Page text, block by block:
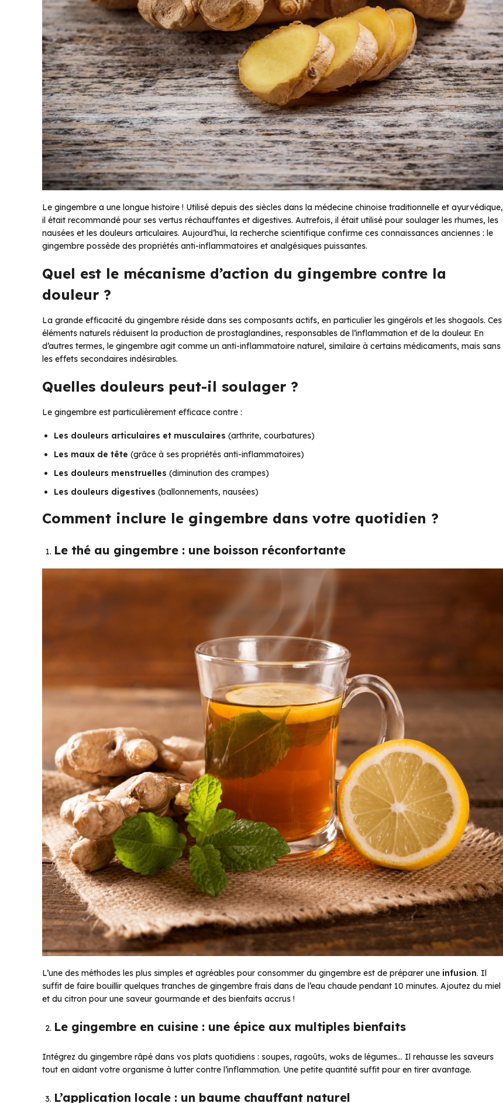
Le gingembre a une longue histoire ! Utilisé depuis des siècles dans la médecine chinoise traditionnelle et ayurvédique,
il était recommandé pour ses vertus réchauffantes et digestives. Autrefois, il était utilisé pour soulager les rhumes, les
nausées et les douleurs articulaires. Aujourd’hui, la recherche scientifique confirme ces connaissances anciennes : le
gingembre possède des propriétés anti-inflammatoires et analgésiques puissantes.
Quel est le mécanisme d’action du gingembre contre la
douleur ?
La grande efficacité du gingembre réside dans ses composants actifs, en particulier les gingérols et les shogaols. Ces
éléments naturels réduisent la production de prostaglandines, responsables de l’inflammation et de la douleur. En
d’autres termes, le gingembre agit comme un anti-inflammatoire naturel, similaire à certains médicaments, mais sans
les effets secondaires indésirables.
Quelles douleurs peut-il soulager ?
Le gingembre est particulièrement efficace contre :
Les douleurs articulaires et musculaires (arthrite, courbatures)
Les maux de tête (grâce à ses propriétés anti-inflammatoires)
Les douleurs menstruelles (diminution des crampes)
Les douleurs digestives (ballonnements, nausées)
Comment inclure le gingembre dans votre quotidien ?
Le thé au gingembre : une boisson réconfortante
L’une des méthodes les plus simples et agréables pour consommer du gingembre est de préparer une infusion. Il
suffit de faire bouillir quelques tranches de gingembre frais dans de l’eau chaude pendant 10 minutes. Ajoutez du miel
et du citron pour une saveur gourmande et des bienfaits accrus !
Le gingembre en cuisine : une épice aux multiples bienfaits
Intégrez du gingembre râpé dans vos plats quotidiens : soupes, ragoûts, woks de légumes… Il rehausse les saveurs
tout en aidant votre organisme à lutter contre l’inflammation. Une petite quantité suffit pour en tirer avantage.
L’application locale : un baume chauffant naturel